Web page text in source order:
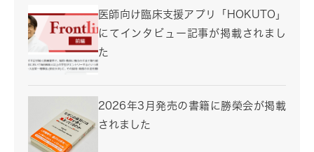
医師向け臨床支援アプリ「HOKUTO」
にてインタビュー記事が掲載されまし
た
2026年3月発売の書籍に勝榮会が掲載
されました